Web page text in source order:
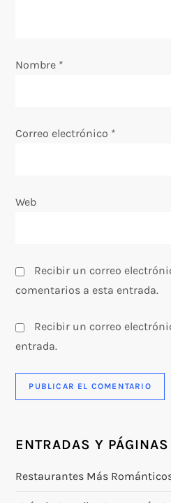
n
r
d
s
Nombre *
Correo electrónico *
Web
Recibir un correo
comentarios a esta entrada.
Recibir un correo
entrada.
ENTRADAS Y
Restaurantes Más